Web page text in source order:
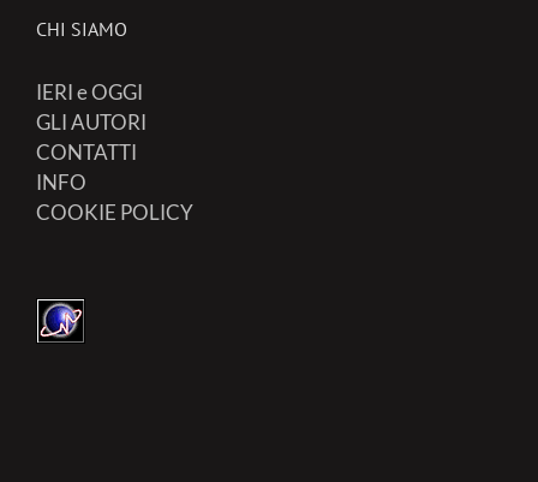
CHI SIAMO
IERI e OGGI
GLI AUTORI
CONTATTI
INFO
COOKIE POLICY